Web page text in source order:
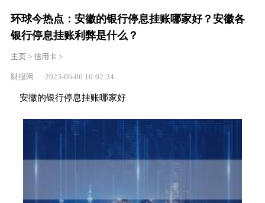
环球今热点：安徽的银行停息挂账哪家好？安徽各
银行停息挂账利弊是什么？
主页> 信用卡>
财报网 2023-06-06 16:02:24
安徽的银行停息挂账哪家好